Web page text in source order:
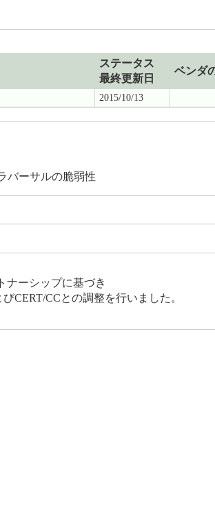
ステータス
最終更新日
ベンダ
2015/10/13
バーサルの脆弱性
ナーシップに基づき
CERT/CCとの調整を行いました。